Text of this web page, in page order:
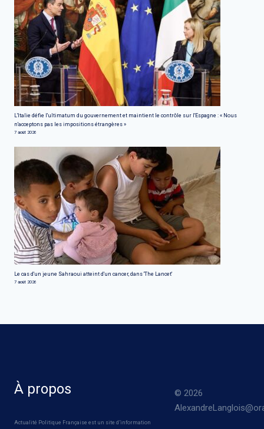
L'Italie défie l'ultimatum du gouvernement et maintient le contrôle sur l'Espagne : « Nous
n'acceptons pas les impositions étrangères »
7 août 2026
Le cas d'un jeune Sahraoui atteint d'un cancer, dans 'The Lancet'
7 août 2026
À propos
Actualité Politique Française est un site d’information
© 2026